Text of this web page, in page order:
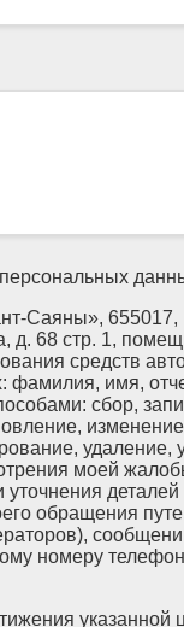
Саяны», 655017,
д. 68 стр. 1,
средств
фамилия, имя,
сбор,
удаление,
моей
уточнения
обращения
номеру
указанной